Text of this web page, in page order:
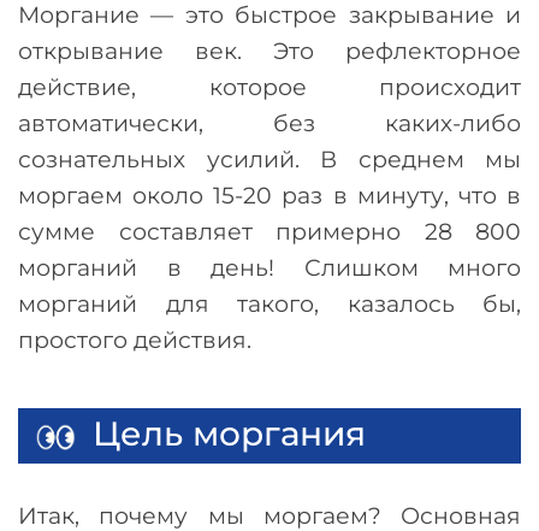
Моргание— это быстрое закрывание и
открывание век. Это рефлекторное
действие, которое происходит
автоматически, без каких-либо
сознательных усилий. В среднем мы
моргаем около 15-20 раз в минуту, что в
сумме составляет примерно 28 800
морганий в день! Слишком много
морганий для такого, казалось бы,
простого действия.
Цель моргания
Итак, почему мы моргаем? Основная